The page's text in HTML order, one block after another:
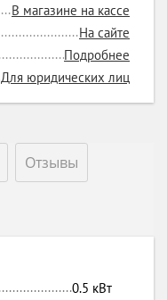
В магазине на кассе
На сайте
Подробнее
Для юридических лиц
Отзывы
0.5 кВт